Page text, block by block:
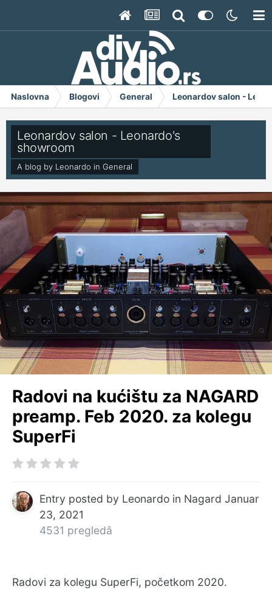
Naslovna Blogovi General Leonardov salon -
Leonardov salon - Leonardo's
showroom
A blog by Leonardo in General
Radovi na kućištu za NAGARD
preamp. Feb 2020. za kolegu
SuperFi
Entry posted by Leonardo in Nagard Januar
23, 2021
4531 pregledâ
Radovi za kolegu SuperFi, početkom 2020.